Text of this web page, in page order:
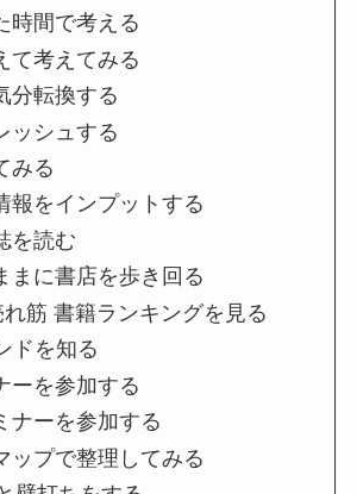
時間で考える
て考えてみる
分転換する
ッシュする
みる
報をインプットする
を読む
まに書店を歩き回る
筋 書籍ランキングを見る
ドを知る
ーを参加する
ナーを参加する
ップで整理してみる